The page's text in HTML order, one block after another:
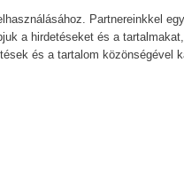
Partnereinkkel
a hirdetéseket és a
és a tartalom közönségével